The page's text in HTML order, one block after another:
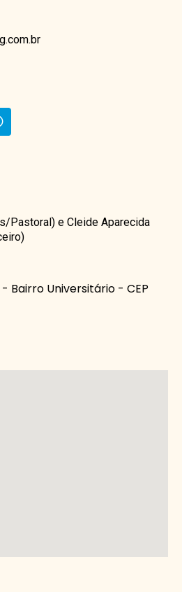
Pastoral) e Cleide Aparecida
Bairro Universitário - CEP